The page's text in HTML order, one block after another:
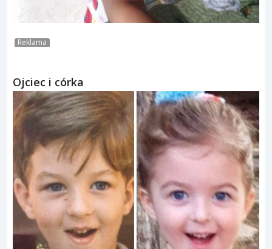
Reklama
Ojciec i córka